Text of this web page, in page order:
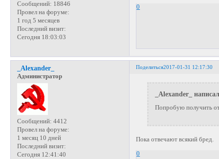
Сообщений: 18846
Провел на форуме:
1 год 5 месяцев
Последний визит:
Сегодня 18:03:03
0
Поделиться2017-01-31 12:17:30
_Alexander_
Администратор
Сообщений: 4412
Провел на форуме:
1 месяц 10 дней
Последний визит:
Сегодня 12:41:40
_Alexander_
Попробую получить
Пока отвечают всякий бред.
0